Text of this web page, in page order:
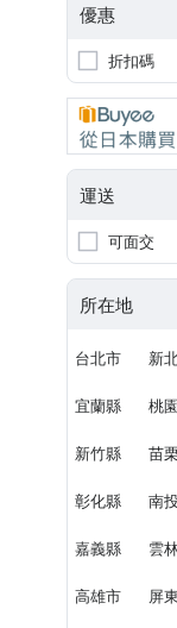
優惠
折扣碼
運送
可面交
所在地
台北市 新
宜蘭縣 桃
新竹縣 苗
彰化縣 南
嘉義縣 雲
高雄市 屏